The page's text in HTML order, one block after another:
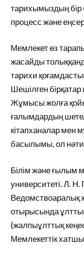
тарихымыздың бір
процесс және
Мемлекет өз
жасайды
тарихи
Шешілген
Жұмысы жолға
ғалымдардың
кітапханалар мен
басылымы, ол
Білім және ғылым
университеті. Л.
Ведомствоаралық
отырысында
(жалпыұлттық
Мемлекеттік